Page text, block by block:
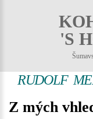
'S
RUDOLF
Z mých